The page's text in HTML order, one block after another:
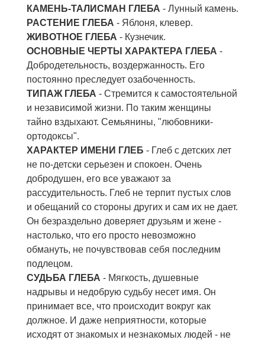
КАМЕНЬ-ТАЛИСМАН ГЛЕБА - Лунный камень.
РАСТЕНИЕ ГЛЕБА - Яблоня, клевер.
ЖИВОТНОЕ ГЛЕБА - Кузнечик.
ОСНОВНЫЕ ЧЕРТЫ ХАРАКТЕРА ГЛЕБА -
Добродетельность, воздержанность. Его
постоянно преследует озабоченность.
ТИПАЖ ГЛЕБА - Стремится к самостоятельной
и независимой жизни. По таким женщины
тайно вздыхают. Семьянины, "любовники-
ортодоксы".
ХАРАКТЕР ИМЕНИ ГЛЕБ - Глеб с детских лет
не по-детски серьезен и спокоен. Очень
добродушен, его все уважают за
рассудительность. Глеб не терпит пустых слов
и обещаний со стороны других и сам их не дает.
Он безраздельно доверяет друзьям и жене -
настолько, что его просто невозможно
обмануть, не почувствовав себя последним
подлецом.
СУДЬБА ГЛЕБА - Мягкость, душевные
надрывы и недобрую судьбу несет имя. Он
принимает все, что происходит вокруг как
должное. И даже неприятности, которые
исходят от знакомых и незнакомых людей - не